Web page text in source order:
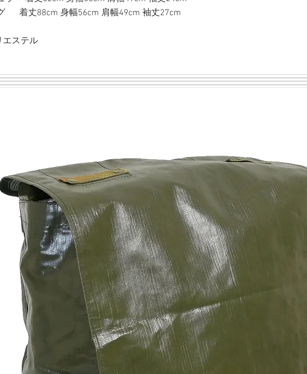
着丈88cm 身幅56cm 肩幅49cm 袖丈27cm
エステル